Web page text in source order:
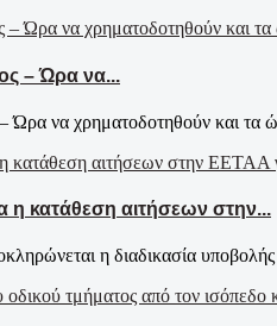
– Ώρα να...
Ώρα να χρηματοδοτηθούν και τα
η κατάθεση αιτήσεων στην...
η διαδικασία